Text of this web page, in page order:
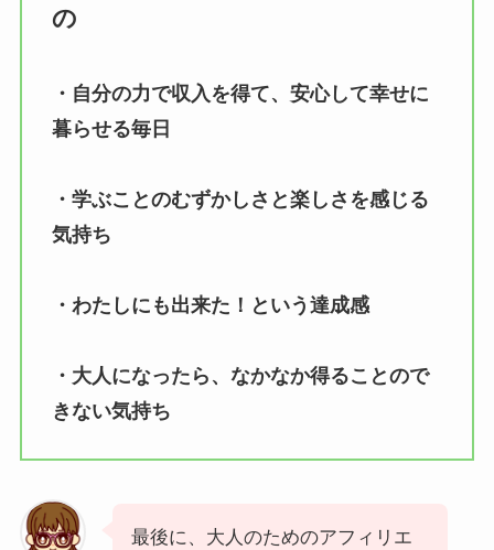
の
・自分の力で収入を得て、安心して幸せに
暮らせる毎日
・学ぶことのむずかしさと楽しさを感じる
気持ち
・わたしにも出来た！という達成感
・大人になったら、なかなか得ることので
きない気持ち
最後に、大人のためのアフィリエ